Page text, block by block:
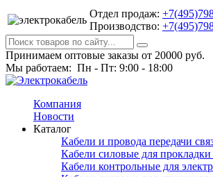
Отдел продаж:
Производство:
Принимаем оптовые заказы от 20000 руб.
Мы работаем: Пн - Пт: 9:00 - 18:00
Компания
Новости
Каталог
Кабели и провода передачи
Кабели силовые для
Кабели контрольные для